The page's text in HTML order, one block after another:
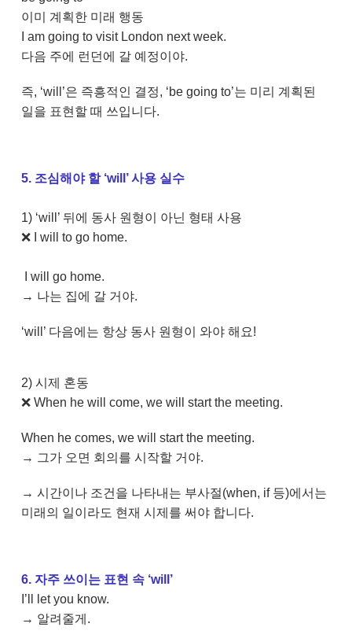
이미 계획한 미래 행동
I am going to visit London next week.
다음 주에 런던에 갈 예정이야.
즉, ‘will’은 즉흥적인 결정, ‘be going to’는 미리 계획된
일을 표현할 때 쓰입니다.
5. 조심해야 할 ‘will’ 사용 실수
1) ‘will’ 뒤에 동사 원형이 아닌 형태 사용
❌ I will to go home.
I will go home.
→ 나는 집에 갈 거야.
‘will’ 다음에는 항상 동사 원형이 와야 해요!
2) 시제 혼동
❌ When he will come, we will start the meeting.
When he comes, we will start the meeting.
→ 그가 오면 회의를 시작할 거야.
→ 시간이나 조건을 나타내는 부사절(when, if 등)에서는
미래의 일이라도 현재 시제를 써야 합니다.
6. 자주 쓰이는 표현 속 ‘will’
I’ll let you know.
→ 알려줄게.